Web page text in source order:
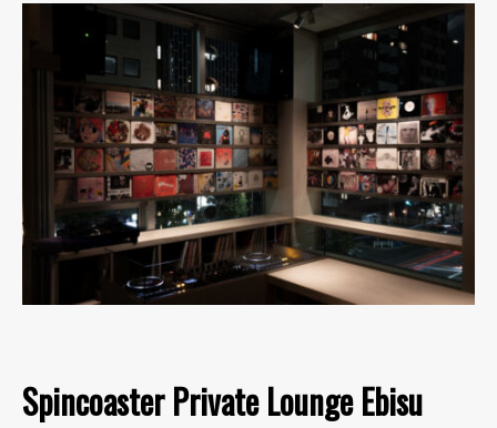
Spincoaster Private Lounge Ebisu